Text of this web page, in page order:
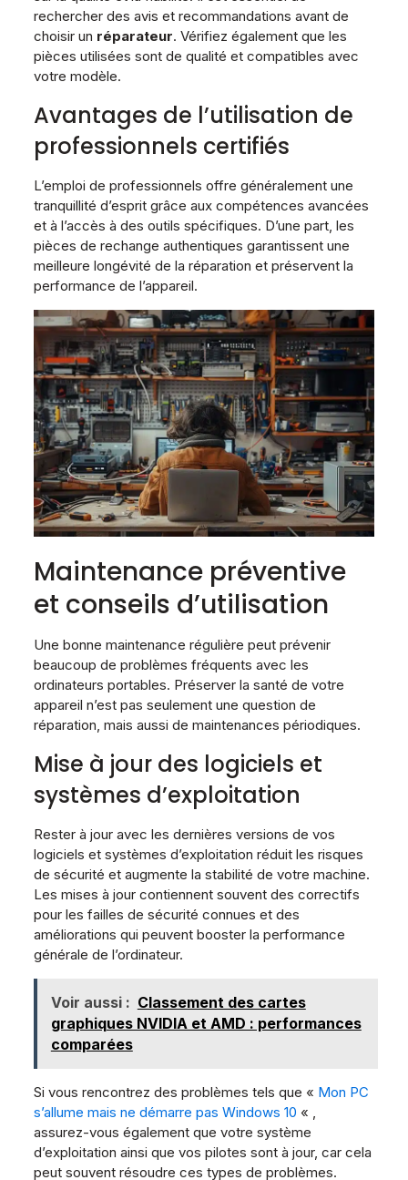
rechercher des avis et recommandations avant de
choisir un réparateur. Vérifiez également que les
pièces utilisées sont de qualité et compatibles avec
votre modèle.
Avantages de l’utilisation de
professionnels certifiés
L’emploi de professionnels offre généralement une
tranquillité d’esprit grâce aux compétences avancées
et à l’accès à des outils spécifiques. D’une part, les
pièces de rechange authentiques garantissent une
meilleure longévité de la réparation et préservent la
performance de l’appareil.
Maintenance préventive
et conseils d’utilisation
Une bonne maintenance régulière peut prévenir
beaucoup de problèmes fréquents avec les
ordinateurs portables. Préserver la santé de votre
appareil n’est pas seulement une question de
réparation, mais aussi de maintenances périodiques.
Mise à jour des logiciels et
systèmes d’exploitation
Rester à jour avec les dernières versions de vos
logiciels et systèmes d’exploitation réduit les risques
de sécurité et augmente la stabilité de votre machine.
Les mises à jour contiennent souvent des correctifs
pour les failles de sécurité connues et des
améliorations qui peuvent booster la performance
générale de l’ordinateur.
Voir aussi : Classement des cartes
graphiques NVIDIA et AMD : performances
comparées
Si vous rencontrez des problèmes tels que « Mon PC
s’allume mais ne démarre pas Windows 10 « ,
assurez-vous également que votre système
d’exploitation ainsi que vos pilotes sont à jour, car cela
peut souvent résoudre ces types de problèmes.